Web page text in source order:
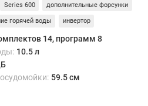
Series 600 дополнительные форсунки
горячей воды инвертор
14, программ 8
10.5 л
59.5 см